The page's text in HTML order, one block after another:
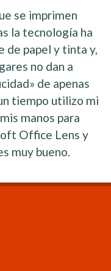
se imprimen
la tecnología ha
de papel y tinta y,
no dan a
de apenas
tiempo utilizo mi
manos para
Office Lens y
muy bueno.